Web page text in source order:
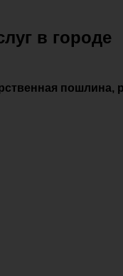
в городе
пошлина,